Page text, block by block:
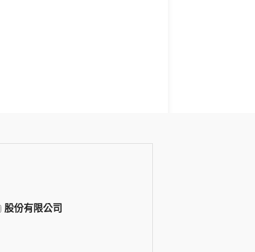
股份有限公司